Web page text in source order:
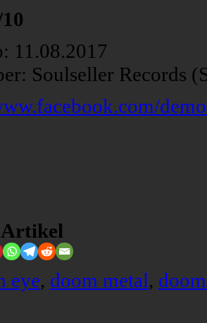
11.08.2017
Soulseller Records
Artikel
eye, doom metal,